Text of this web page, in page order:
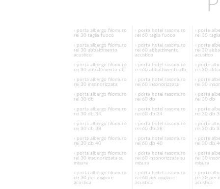
› porta albergo filomuro
rei 30 taglia fuoco
› porta hotel rasomuro
rei 60 taglia fuoco
› porte
rei 30
› porta albergo filomuro
rei 30 abbattimento
acustico
› porta hotel rasomuro
rei 60 abbattimento
acustico
› porte
rei 30
acustico
› porta albergo filomuro
rei 30 abbattimento db
› porta hotel rasomuro
rei 60 abbattimento db
› porte
rei 30
› porta albergo filomuro
rei 30 insonorizzata
› porta hotel rasomuro
rei 60 insonorizzata
› porte
rei 30
› porta albergo filomuro
rei 30 db
› porta hotel rasomuro
rei 60 db
› porte
rei 30 db
› porta albergo filomuro
rei 30 db 34
› porta hotel rasomuro
rei 60 db 34
› porte
rei 30 db
› porta albergo filomuro
rei 30 db 38
› porta hotel rasomuro
rei 60 db 38
› porte
rei 30 db
› porta albergo filomuro
rei 30 db 40
› porta hotel rasomuro
rei 60 db 40
› porte
rei 30 db
› porta albergo filomuro
rei 30 insonorizzata su
misura
› porta hotel rasomuro
rei 60 insonorizzata su
misura
› porte
rei 30
misura
› porta albergo filomuro
rei 30 per migliore
acustica
› porta hotel rasomuro
rei 60 per migliore
acustica
› porte
rei 30 per
acustica